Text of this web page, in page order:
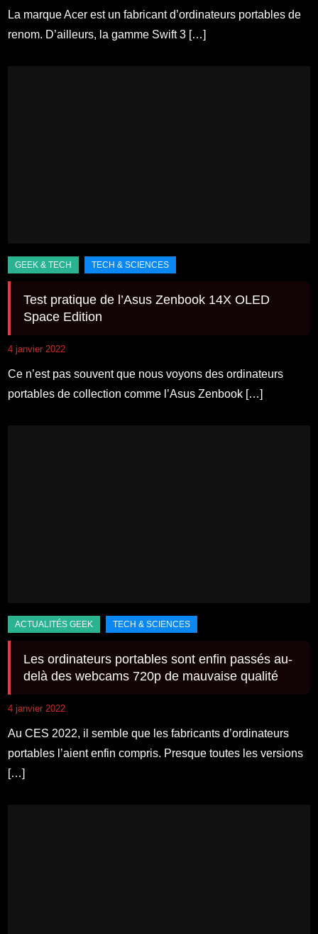
La marque Acer est un fabricant d’ordinateurs portables de
renom. D’ailleurs, la gamme Swift 3 […]
Test pratique de l’Asus Zenbook 14X OLED
Space Edition
4 janvier 2022
Ce n’est pas souvent que nous voyons des ordinateurs
portables de collection comme l’Asus Zenbook […]
Les ordinateurs portables sont enfin passés au-
delà des webcams 720p de mauvaise qualité
4 janvier 2022
Au CES 2022, il semble que les fabricants d’ordinateurs
portables l’aient enfin compris. Presque toutes les versions
[…]